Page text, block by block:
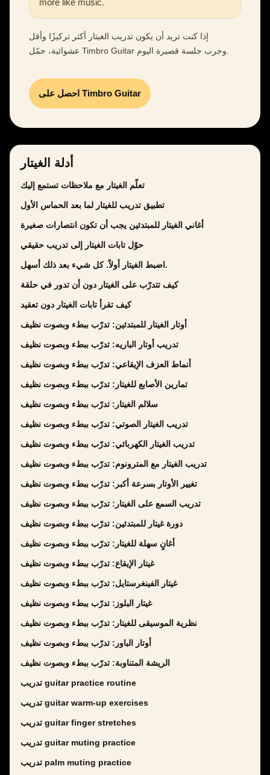
إذا كنت تريد أن يكون تدريب الغيتار أكثر تركيزًا وأقل
عشوائية، حمّل Timbro Guitar وجرب جلسة قصيرة اليوم.
احصل على Timbro Guitar
أدلة الغيتار
تعلّم الغيتار مع ملاحظات تستمع إليك
تطبيق تدريب للغيتار لما بعد الحماس الأول
أغاني الغيتار للمبتدئين يجب أن تكون انتصارات صغيرة
حوّل تابات الغيتار إلى تدريب حقيقي
اضبط الغيتار أولاً. كل شيء بعد ذلك أسهل.
كيف تتدرّب على الغيتار دون أن تدور في حلقة
كيف تقرأ تابات الغيتار دون تعقيد
أوتار الغيتار للمبتدئين: تدرّب ببطء وبصوت نظيف
تدريب أوتار الباريه: تدرّب ببطء وبصوت نظيف
أنماط العزف الإيقاعي: تدرّب ببطء وبصوت نظيف
تمارين الأصابع للغيتار: تدرّب ببطء وبصوت نظيف
سلالم الغيتار: تدرّب ببطء وبصوت نظيف
تدريب الغيتار الصوتي: تدرّب ببطء وبصوت نظيف
تدريب الغيتار الكهربائي: تدرّب ببطء وبصوت نظيف
تدريب الغيتار مع المترونوم: تدرّب ببطء وبصوت نظيف
تغيير الأوتار بسرعة أكبر: تدرّب ببطء وبصوت نظيف
تدريب السمع على الغيتار: تدرّب ببطء وبصوت نظيف
دورة غيتار للمبتدئين: تدرّب ببطء وبصوت نظيف
أغانٍ سهلة للغيتار: تدرّب ببطء وبصوت نظيف
غيتار الإيقاع: تدرّب ببطء وبصوت نظيف
غيتار الفينغرستايل: تدرّب ببطء وبصوت نظيف
غيتار البلوز: تدرّب ببطء وبصوت نظيف
نظرية الموسيقى للغيتار: تدرّب ببطء وبصوت نظيف
أوتار الباور: تدرّب ببطء وبصوت نظيف
الريشة المتناوبة: تدرّب ببطء وبصوت نظيف
تدريب guitar practice routine
تدريب guitar warm-up exercises
تدريب guitar finger stretches
تدريب guitar muting practice
تدريب palm muting practice